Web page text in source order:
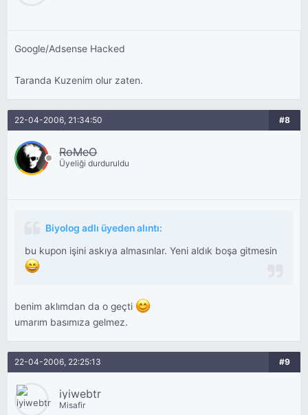
Google/Adsense Hacked
Taranda Kuzenim olur zaten.
22-04-2006, 21:34:50 #8
RoMeO
Üyeliği durduruldu
Biyolog adlı üyeden alıntı:
bu kupon işini askıya almasınlar. Yeni aldık boşa gitmesin
benim aklımdan da o geçti
umarım basımıza gelmez.
22-04-2006, 22:25:13 #9
iyiwebtr
Misafir